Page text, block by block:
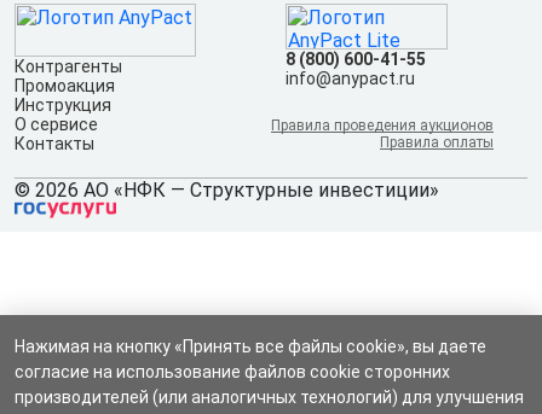
Контрагенты
Промоакция
Инструкция
О сервисе
Контакты
8 (800) 600-41-55
info@anypact.ru
Правила проведения аукционов
Правила оплаты
© 2026 АО «НФК — Структурные инвестиции»
Нажимая на кнопку «Принять все файлы cookie», вы даете
согласие на использование файлов cookie сторонних
производителей (или аналогичных технологий) для улучшения